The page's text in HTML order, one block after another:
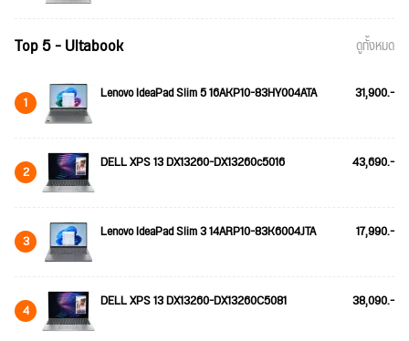
Top 5 - Ultabook ดูทั้งหมด
1 Lenovo IdeaPad Slim 5 16AKP10-83HY004ATA 31,900.-
2 DELL XPS 13 DX13260-DX13260c5016 43,690.-
3 Lenovo IdeaPad Slim 3 14ARP10-83K6004JTA 17,990.-
4 DELL XPS 13 DX13260-DX13260C5081 38,090.-